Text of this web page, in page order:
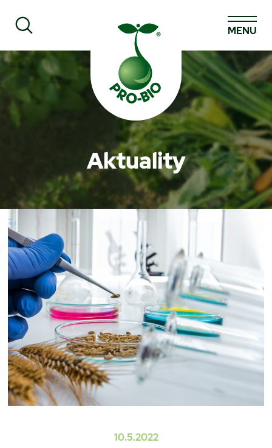
Prohledat PRO-BIO
MENU
Aktuality
10.5.2022